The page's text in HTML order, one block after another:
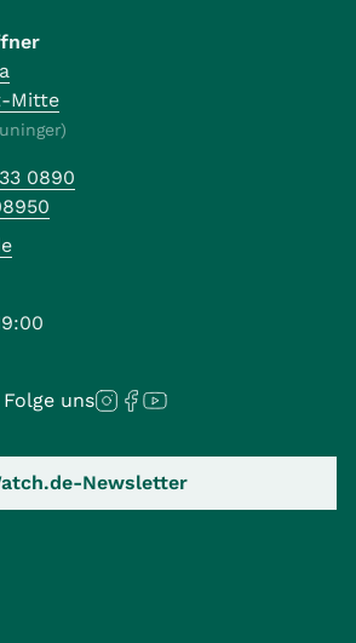
Mitte
0890
Folge uns
Newsletter